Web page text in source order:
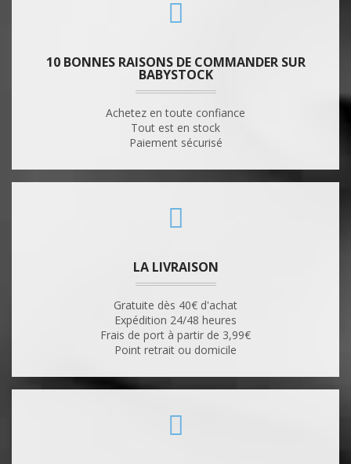
10 BONNES RAISONS DE COMMANDER SUR
BABYSTOCK
Achetez en toute confiance
Tout est en stock
Paiement sécurisé
LA LIVRAISON
Gratuite dès 40€ d'achat
Expédition 24/48 heures
Frais de port à partir de 3,99€
Point retrait ou domicile